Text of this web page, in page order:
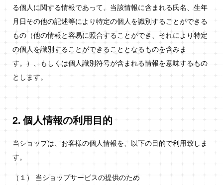
る個人に関する情報であって、当該情報に含まれる氏名、生年
月日その他の記述等により特定の個人を識別することができる
もの（他の情報と容易に照合することができ、それにより特定
の個人を識別することができることとなるものを含みま
す。）、もしくは個人識別符号が含まれる情報を意味するもの
とします。
2. 個人情報の利用目的
当ショップは、お客様の個人情報を、以下の目的で利用致しま
す。
（１） 当ショップサービスの提供のため